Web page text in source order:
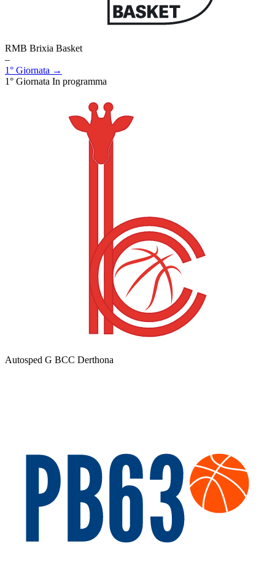
RMB Brixia Basket
–
1° Giornata →
1° Giornata In programma
Autosped G BCC Derthona